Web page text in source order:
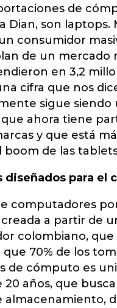
de
Dian, son laptops.
consumidor
de un mercado
en 3,2
cifra que nos
sigue siendo
ahora tiene
y que está
boom de las
diseñados para el
computadores
a partir de
colombiano,
70% de los
de cómputo es
20 años, que
almacenamiento,